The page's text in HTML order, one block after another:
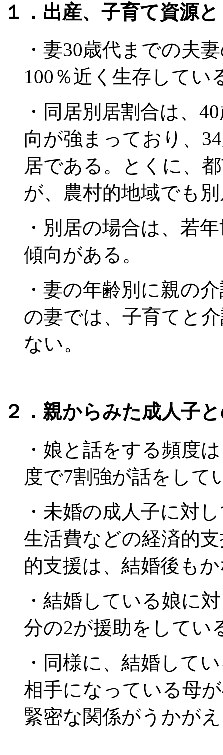
１．出産、子育て資源
・妻30歳代までの夫
100％近く生存してい
・同居別居割合は、
向が強まっており、
居である。とくに、
が、農村的地域でも
・別居の場合は、若
傾向がある。
・妻の年齢別に親の
の妻では、子育てと
ない。
２．親からみた成人子
・娘と話をする頻度
度で7割強が話をして
・未婚の成人子に対
生活費などの経済的
的支援は、結婚後も
・結婚している娘に
分の2が援助をしてい
・同様に、結婚して
相手になっている母
緊密な関係がうかが